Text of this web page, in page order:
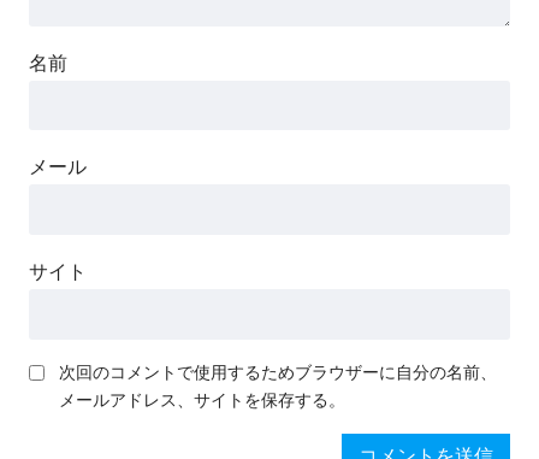
名前
メール
サイト
次回のコメントで使用するためブラウザーに自分の名前、
メールアドレス、サイトを保存する。